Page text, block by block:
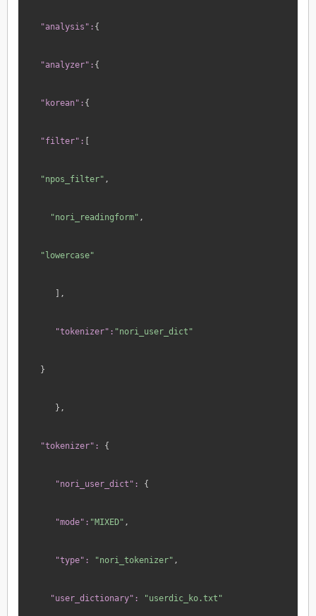
"analysis": {
"analyzer": {
"korean": {
"filter": [
"npos_filter" ,
"nori_readingform" ,
"lowercase"
],
"tokenizer": "nori_user_dict"
}
},
"tokenizer": {
"nori_user_dict": {
"mode": "MIXED" ,
"type": "nori_tokenizer" ,
"user_dictionary": "userdic_ko.txt"